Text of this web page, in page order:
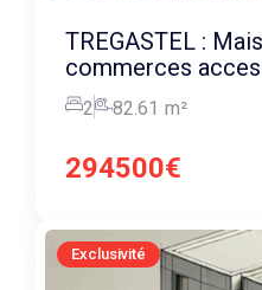
TREGASTEL :
commerces
2 82.61 m²
294500€
Exclusivité